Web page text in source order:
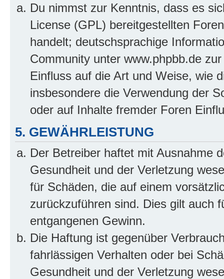
Du nimmst zur Kenntnis, dass es
License (GPL) bereitgestellten
handelt; deutschsprachige
Community unter www.phpbb.de
Einfluss auf die Art und Weise, wie
insbesondere die Verwendung der
oder auf Inhalte fremder Foren
5. GEWÄHRLEISTUNG
Der Betreiber haftet mit Ausnahme
Gesundheit und der Verletzung
für Schäden, die auf einem
zurückzuführen sind. Dies gilt auch
entgangenen Gewinn.
Die Haftung ist gegenüber
fahrlässigen Verhalten oder bei
Gesundheit und der Verletzung